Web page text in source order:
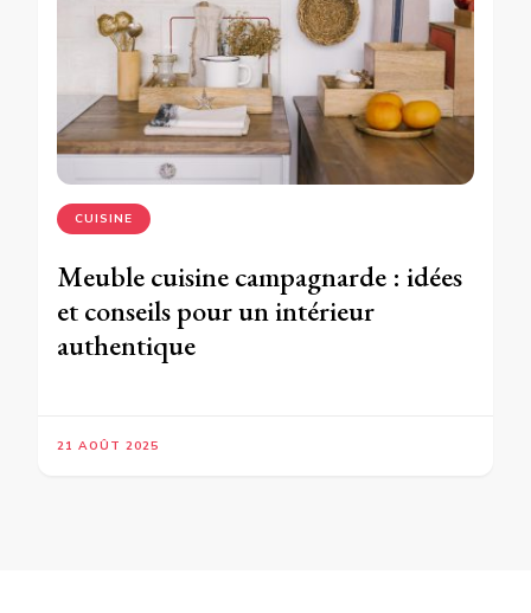
CUISINE
Meuble cuisine campagnarde : idées
et conseils pour un intérieur
authentique
21 AOÛT 2025